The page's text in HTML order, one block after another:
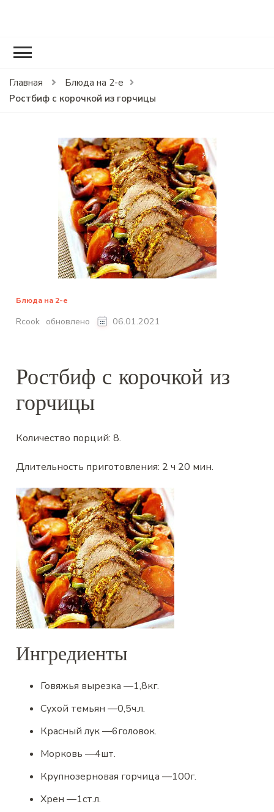
Главная
Блюда на 2-е
Ростбиф с корочкой из горчицы
Блюда на 2-е
Rcook обновлено 06.01.2021
Ростбиф с корочкой из
горчицы
Количество порций:8.
Длительность приготовления: 2 ч 20 мин.
Ингредиенты
Говяжья вырезка —1,8кг.
Сухой темьян —0,5ч.л.
Красный лук—6головок.
Морковь —4шт.
Крупнозерновая горчица—100г.
Хрен —1ст.л.